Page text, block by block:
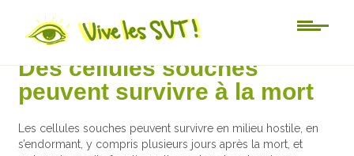
Actu-sciences
Des cellules souches
peuvent survivre à la mort
Les cellules souches peuvent survivre en milieu hostile, en
s’endormant, y compris plusieurs jours après la mort, et